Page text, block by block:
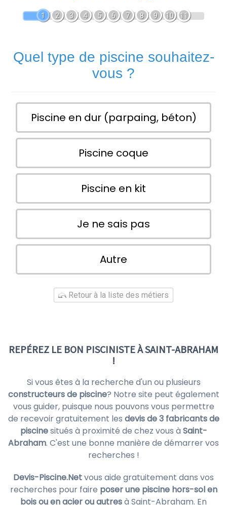
1 2 3 4 5 6 7 8 9 10 11
Quel type de piscine souhaitez-
vous ?
Piscine en dur (parpaing, béton)
Piscine coque
Piscine en kit
Je ne sais pas
Autre
Retour à la liste des métiers
REPÉREZ LE BON PISCINISTE À SAINT-ABRAHAM
!
Si vous êtes à la recherche d'un ou plusieurs
constructeurs de piscine? Notre site peut également
vous guider, puisque nous pouvons vous permettre
de recevoir gratuitement les devis de 3 fabricants de
piscinesitués à proximité de chez vous à Saint-
Abraham. C'est une bonne manière de démarrer vos
recherches !
Devis-Piscine.Netvous aide gratuitement dans vos
recherches pour faire poser une piscine hors-sol en
bois ou en acier ou autresà Saint-Abraham. En